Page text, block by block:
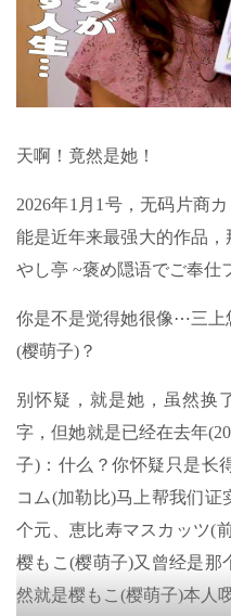
天啊！竟然是她！
2026年1月1号，无码片商
能是近年来最强大的作品
やし亭 ~褒め隠语でご奉仕
你是不是觉得她很像⋯三上
(樱萌子)？
别怀疑，就是她，虽然换
字，但她就是已经在去年
子)：什么？你怀疑只是长
コム(加勒比)马上帮我们证
个元、恵比寿マスカッツ(
樱もこ(樱萌子)又曾经是那
然就是樱もこ(樱萌子)本人